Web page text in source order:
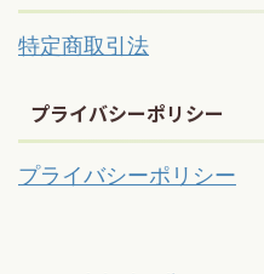
特定商取引法
プライバシーポリシー
プライバシーポリシー